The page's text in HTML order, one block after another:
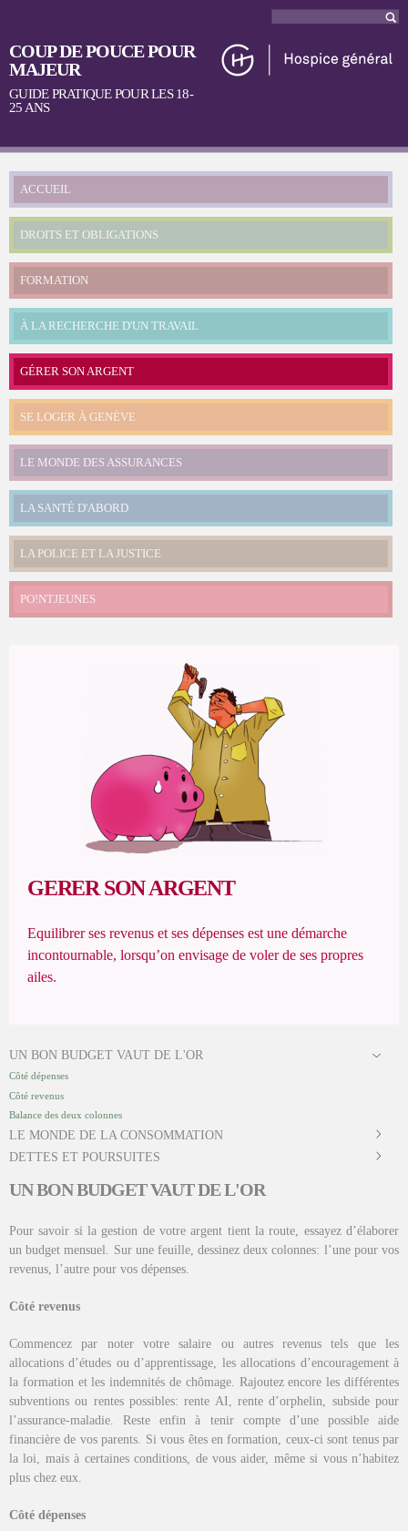
principal
Formulaire
de recherche
COUP DE POUCE POUR
MAJEUR
GUIDE PRATIQUE POUR LES 18-
25 ANS
Menu principal
ACCUEIL
DROITS ET OBLIGATIONS
FORMATION
À LA RECHERCHE D'UN TRAVAIL
GÉRER SON ARGENT
SE LOGER À GENÈVE
LE MONDE DES ASSURANCES
LA SANTÉ D'ABORD
LA POLICE ET LA JUSTICE
PO!NTJEUNES
GERER SON ARGENT
Equilibrer ses revenus et ses dépenses est une démarche
incontournable, lorsqu’on envisage de voler de ses propres
ailes.
UN BON BUDGET VAUT DE L'OR
Côté dépenses
Côté revenus
Balance des deux colonnes
LE MONDE DE LA CONSOMMATION
DETTES ET POURSUITES
UN BON BUDGET VAUT DE L'OR
Pour savoir si la gestion de votre argent tient la route, essayez d’élaborer
un budget mensuel. Sur une feuille, dessinez deux colonnes: l’une pour vos
revenus, l’autre pour vos dépenses.
Côté revenus
Commencez par noter votre salaire ou autres revenus tels que les
allocations d’études ou d’apprentissage, les allocations d’encouragement à
la formation et les indemnités de chômage. Rajoutez encore les différentes
subventions ou rentes possibles: rente AI, rente d’orphelin, subside pour
l’assurance-maladie. Reste enfin à tenir compte d’une possible aide
financière de vos parents. Si vous êtes en formation, ceux-ci sont tenus par
la loi, mais à certaines conditions, de vous aider, même si vous n’habitez
plus chez eux.
Côté dépenses